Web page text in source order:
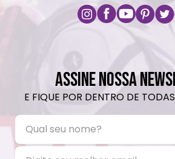
ASSINE NOSSA
E FIQUE POR DENTRO DE